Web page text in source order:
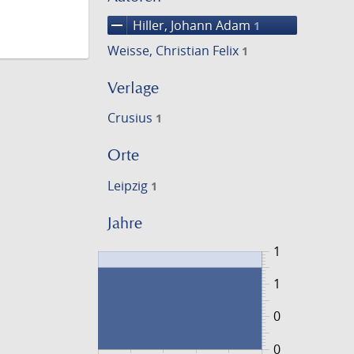
remove Hiller, Johann Adam 1
Weisse, Christian Felix 1
Verlage
Crusius 1
Orte
Leipzig 1
Jahre
0
1
0
1